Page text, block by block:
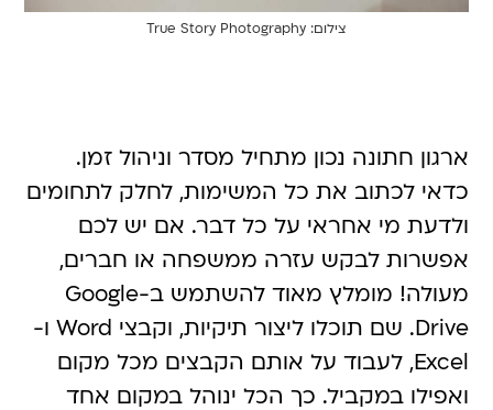
צילום: True Story Photography
ארגון חתונה נכון מתחיל מסדר וניהול זמן.
כדאי לכתוב את כל המשימות, לחלק לתחומים
ולדעת מי אחראי על כל דבר. אם יש לכם
אפשרות לבקש עזרה ממשפחה או חברים,
מעולה! מומלץ מאוד להשתמש ב-Google
Drive. שם תוכלו ליצור תיקיות, וקבצי Word ו-
Excel, לעבוד על אותם הקבצים מכל מקום
ואפילו במקביל. כך הכל ינוהל במקום אחד